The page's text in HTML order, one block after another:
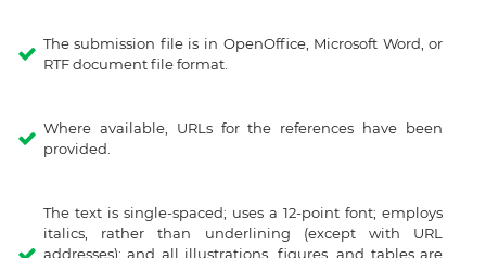
The submission file is in OpenOffice, Microsoft Word, or
RTF document file format.
Where available, URLs for the references have been
provided.
The text is single-spaced; uses a 12-point font; employs
italics, rather than underlining (except with URL
addresses); and all illustrations, figures, and tables are